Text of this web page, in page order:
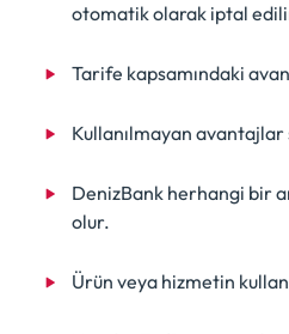
otomatik olarak iptal
Tarife kapsamındaki
Kullanılmayan
DenizBank herhangi bir
olur.
Ürün veya hizmetin